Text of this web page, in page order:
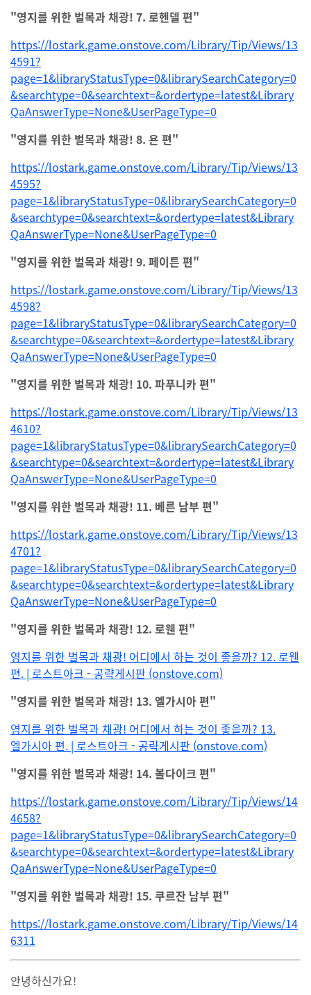
"영지를 위한 벌목과 채광! 7. 로헨델 편"
https://lostark.game.onstove.com/Library/Tip/Views/13
4591?
page=1&libraryStatusType=0&librarySearchCategory=0
&searchtype=0&searchtext=&ordertype=latest&Library
QaAnswerType=None&UserPageType=0
"영지를 위한 벌목과 채광! 8. 욘 편"
https://lostark.game.onstove.com/Library/Tip/Views/13
4595?
page=1&libraryStatusType=0&librarySearchCategory=0
&searchtype=0&searchtext=&ordertype=latest&Library
QaAnswerType=None&UserPageType=0
"영지를 위한 벌목과 채광! 9. 페이튼 편"
https://lostark.game.onstove.com/Library/Tip/Views/13
4598?
page=1&libraryStatusType=0&librarySearchCategory=0
&searchtype=0&searchtext=&ordertype=latest&Library
QaAnswerType=None&UserPageType=0
"영지를 위한 벌목과 채광! 10. 파푸니카 편"
https://lostark.game.onstove.com/Library/Tip/Views/13
4610?
page=1&libraryStatusType=0&librarySearchCategory=0
&searchtype=0&searchtext=&ordertype=latest&Library
QaAnswerType=None&UserPageType=0
"영지를 위한 벌목과 채광! 11. 베른 남부 편"
https://lostark.game.onstove.com/Library/Tip/Views/13
4701?
page=1&libraryStatusType=0&librarySearchCategory=0
&searchtype=0&searchtext=&ordertype=latest&Library
QaAnswerType=None&UserPageType=0
"영지를 위한 벌목과 채광! 12. 로웬 편"
영지를 위한 벌목과 채광! 어디에서 하는 것이 좋을까? 12. 로웬
편. | 로스트아크 - 공략게시판 (onstove.com)
"영지를 위한 벌목과 채광! 13. 엘가시아 편"
영지를 위한 벌목과 채광! 어디에서 하는 것이 좋을까? 13.
엘가시아 편. | 로스트아크 - 공략게시판 (onstove.com)
"영지를 위한 벌목과 채광! 14. 볼다이크 편"
https://lostark.game.onstove.com/Library/Tip/Views/14
4658?
page=1&libraryStatusType=0&librarySearchCategory=0
&searchtype=0&searchtext=&ordertype=latest&Library
QaAnswerType=None&UserPageType=0
"영지를 위한 벌목과 채광! 15. 쿠르잔 남부 편"
https://lostark.game.onstove.com/Library/Tip/Views/14
6311
안녕하신가요!